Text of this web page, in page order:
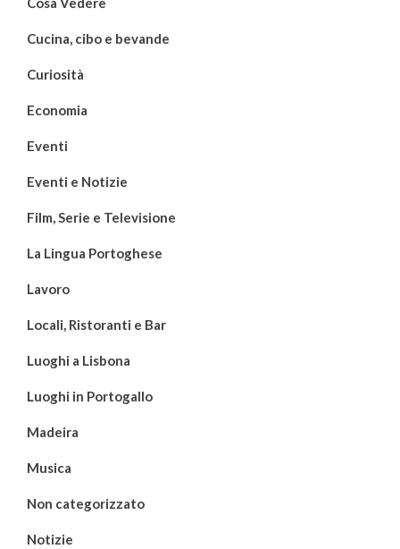
Cucina, cibo e bevande
Curiosità
Economia
Eventi
Eventi e Notizie
Film, Serie e Televisione
La Lingua Portoghese
Lavoro
Locali, Ristoranti e Bar
Luoghi a Lisbona
Luoghi in Portogallo
Madeira
Musica
Non categorizzato
Notizie